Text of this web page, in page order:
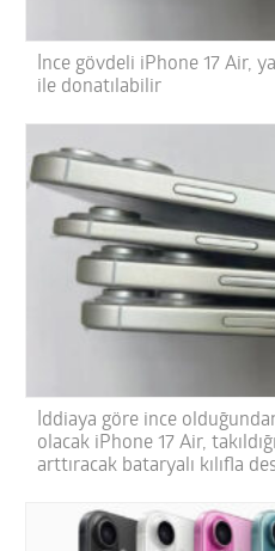
İnce gövdeli iPhone 17 Air,
ile donatılabilir
İddiaya göre ince
olacak iPhone 17 Air,
arttıracak bataryalı kılıfla